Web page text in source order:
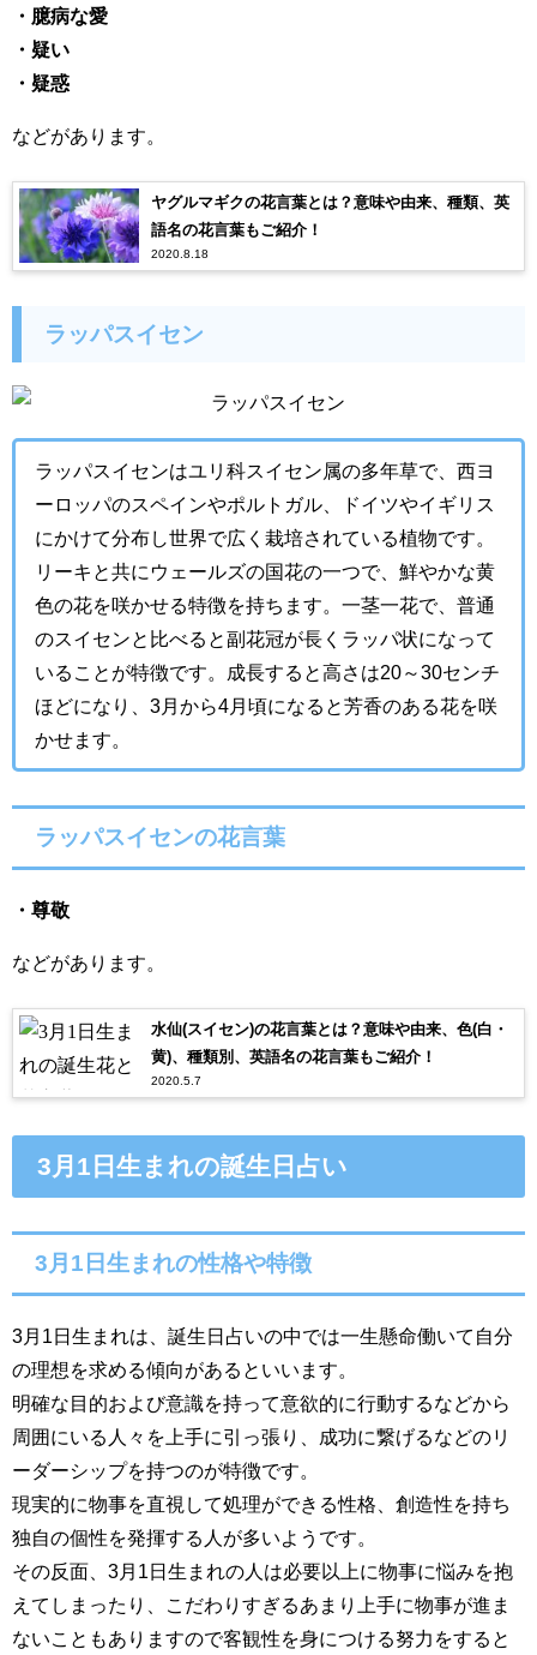
・臆病な愛
・疑い
・疑惑
などがあります。
ヤグルマギクの花言葉とは？意味や由来、種類、英
語名の花言葉もご紹介！
2020.8.18
ラッパスイセン
ラッパスイセンはユリ科スイセン属の多年草で、西ヨ
ーロッパのスペインやポルトガル、ドイツやイギリス
にかけて分布し世界で広く栽培されている植物です。
リーキと共にウェールズの国花の一つで、鮮やかな黄
色の花を咲かせる特徴を持ちます。一茎一花で、普通
のスイセンと比べると副花冠が長くラッパ状になって
いることが特徴です。成長すると高さは20～30センチ
ほどになり、3月から4月頃になると芳香のある花を咲
かせます。
ラッパスイセンの花言葉
・尊敬
などがあります。
水仙(スイセン)の花言葉とは？意味や由来、色(白・
黄)、種類別、英語名の花言葉もご紹介！
2020.5.7
3月1日生まれの誕生日占い
3月1日生まれの性格や特徴
3月1日生まれは、誕生日占いの中では一生懸命働いて自分
の理想を求める傾向があるといいます。
明確な目的および意識を持って意欲的に行動するなどから
周囲にいる人々を上手に引っ張り、成功に繋げるなどのリ
ーダーシップを持つのが特徴です。
現実的に物事を直視して処理ができる性格、創造性を持ち
独自の個性を発揮する人が多いようです。
その反面、3月1日生まれの人は必要以上に物事に悩みを抱
えてしまったり、こだわりすぎるあまり上手に物事が進ま
ないこともありますので客観性を身につける努力をすると